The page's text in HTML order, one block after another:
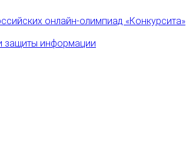
онлайн-олимпиад «Конкурсита»
защиты информации